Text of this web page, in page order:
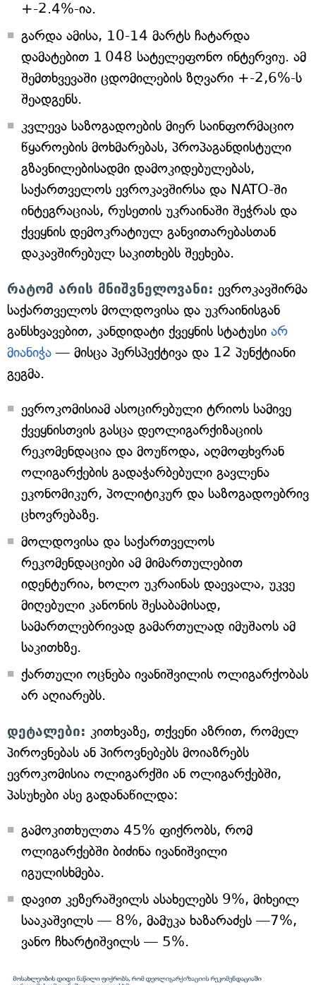
+-2.4%-ია.
გარდა ამისა, 10-14 მარტს ჩატარდა
დამატებით 1 048 სატელეფონო ინტერვიუ. ამ
შემთხვევაში ცდომილების ზღვარი +-2,6%-ს
შეადგენს.
კვლევა საზოგადოების მიერ საინფორმაციო
წყაროების მოხმარებას, პროპაგანდისტული
გზავნილებისადმი დამოკიდებულებას,
საქართველოს ევროკავშირსა და NATO-ში
ინტეგრაციას, რუსეთის უკრაინაში შეჭრას და
ქვეყნის დემოკრატიულ განვითარებასთან
დაკავშირებულ საკითხებს შეეხება.
რატომ არის მნიშვნელოვანი: ევროკავშირმა
საქართველოს მოლდოვისა და უკრაინისგან
განსხვავებით, კანდიდატი ქვეყნის სტატუსი არ
მიანიჭა — მისცა პერსპექტივა და 12 პუნქტიანი
გეგმა.
ევროკომისიამ ასოცირებული ტრიოს სამივე
ქვეყნისთვის გასცა დეოლიგარქიზაციის
რეკომენდაცია და მოუწოდა, აღმოფხვრან
ოლიგარქების გადაჭარბებული გავლენა
ეკონომიკურ, პოლიტიკურ და საზოგადოებრივ
ცხოვრებაზე.
მოლდოვისა და საქართველოს
რეკომენდაციები ამ მიმართულებით
იდენტურია, ხოლო უკრაინას დაევალა, უკვე
მიღებული კანონის შესაბამისად,
სამართლებრივად გამართულად იმუშაოს ამ
საკითხზე.
ქართული ოცნება ივანიშვილის ოლიგარქობას
არ აღიარებს.
დეტალები: კითხვაზე, თქვენი აზრით, რომელ
პიროვნებას ან პიროვნებებს მოიაზრებს
ევროკომისია ოლიგარქში ან ოლიგარქებში,
პასუხები ასე გადანაწილდა:
გამოკითხულთა 45% ფიქრობს, რომ
ოლიგარქებში ბიძინა ივანიშვილი
იგულისხმება.
დავით კეზერაშვილს ასახელებს 9%, მიხეილ
სააკაშვილს — 8%, მამუკა ხაზარაძეს —7%,
ვანო ჩხარტიშვილს — 5%.